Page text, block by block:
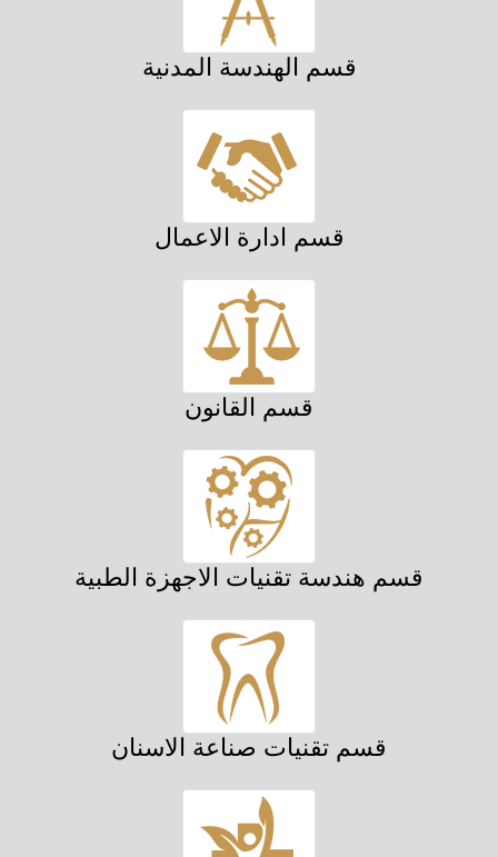
قسم الهندسة المدنية
قسم ادارة الاعمال
قسم القانون
قسم هندسة تقنيات الاجهزة الطبية
قسم تقنيات صناعة الاسنان